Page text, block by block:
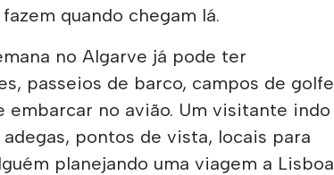
quando chegam lá.
no Algarve já pode ter
passeios de barco, campos de golfe
embarcar no avião. Um visitante indo
pontos de vista, locais para
planejando uma viagem a Lisboa